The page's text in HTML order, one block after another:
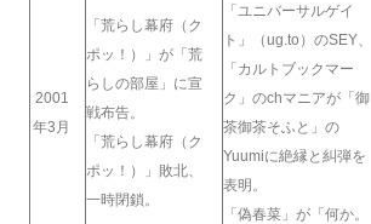
2001
年3月
「荒らし幕府（ク
ポッ！）」が「荒
らしの部屋」に宣
戦布告。
「荒らし幕府（ク
ポッ！）」敗北、
一時閉鎖。
「ユニバーサルゲイ
ト」（ug.to）のSEY、
「カルトブックマー
ク」のchマニアが「御
茶御茶そふと」の
Yuumiに絶縁と糾弾を
表明。
「偽春菜」が「何か。